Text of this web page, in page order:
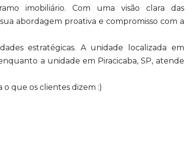
imobiliário. Com uma visão clara das
abordagem proativa e compromisso com a
estratégicas. A unidade localizada em
a unidade em Piracicaba, SP, atende
que os clientes dizem :)